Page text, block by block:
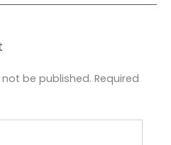
be published. Required